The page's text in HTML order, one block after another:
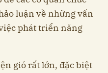
luận về những vấn
phát triển năng
gió rất lớn, đặc biệt